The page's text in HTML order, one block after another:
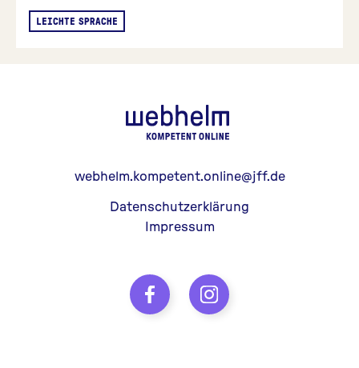
LEICHTE SPRACHE
webhelm.kompetent.online@jff.de
Datenschutzerklärung
Impressum